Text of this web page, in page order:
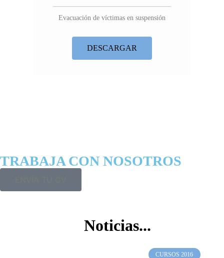
Evacuación de víctimas en suspensión
DESCARGAR
TRABAJA CON NOSOTROS
Noticias...
CURSOS 2016